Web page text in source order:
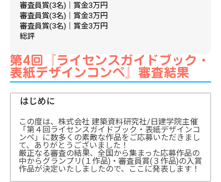
審査員賞(3名)｜賞金3万円
審査員賞(3名)｜賞金3万円
審査員賞(3名)｜賞金3万円
総評
第4回『ライセンスガイドブック・
表紙デザインコンペ』審査結果
はじめに
この度は、株式会社 建築資料研究社/日建学院主催
「第４回ライセンスガイドブック・表紙デザインコ
ンペ」に数多くの素敵な作品をご応募いただきまし
て、ありがとうございました！
厳正なる審査の結果、全国から集まった応募作品の
中からグランプリ(１作品)・審査員賞(３作品)の入賞
作品が決定いたしましたので、ここに発表します！